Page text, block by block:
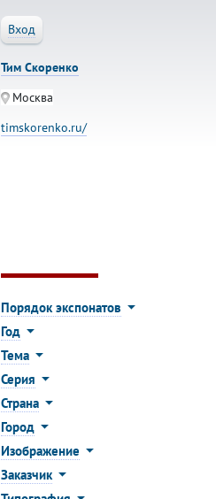
Вход
Тим Скоренко
Москва
timskorenko.ru/
Порядок экспонатов
Год
Тема
Серия
Страна
Город
Изображение
Заказчик